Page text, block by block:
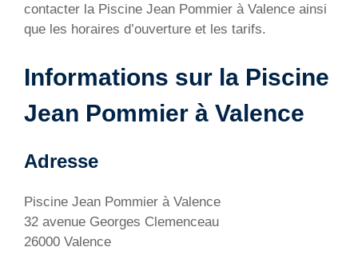
contacter la Piscine Jean Pommier à Valence ainsi
que les horaires d’ouverture et les tarifs.
Informations sur la Piscine
Jean Pommier à Valence
Adresse
Piscine Jean Pommier à Valence
32 avenue Georges Clemenceau
26000 Valence